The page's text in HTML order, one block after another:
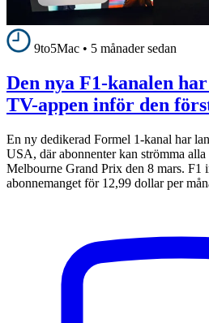
9to5Mac • 5 månader sedan
Den nya F1-kanalen
TV-appen inför den
En ny dedikerad Formel 1-kanal har
USA, där abonnenter kan strömma
Melbourne Grand Prix den 8 mars. F1
abonnemanget för 12,99 dollar per